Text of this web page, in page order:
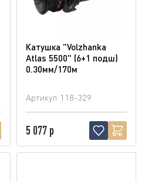
Катушка "Volzhanka
Atlas 5500" (6+1 подш)
0.30мм/170м
Артикул 118-329
5 077 р